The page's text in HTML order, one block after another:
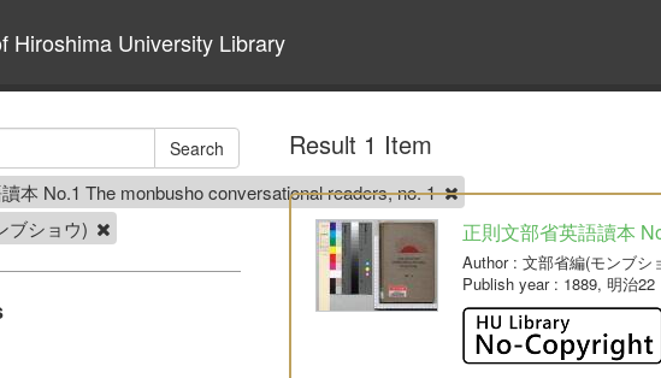
Hiroshima University Library
本 No.1 The monbusho conversational readers, no. 1
ブショウ)
Result 1 Item
正則文部省英語讀本
Author: 文部省編(モンブシ
Publish year: 1889, 明治22